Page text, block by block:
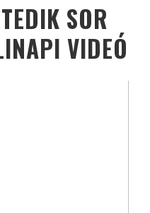
SOR
VIDEÓ